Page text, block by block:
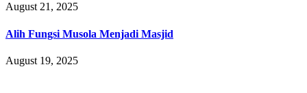
August 21, 2025
Alih Fungsi Musola Menjadi Masjid
August 19, 2025